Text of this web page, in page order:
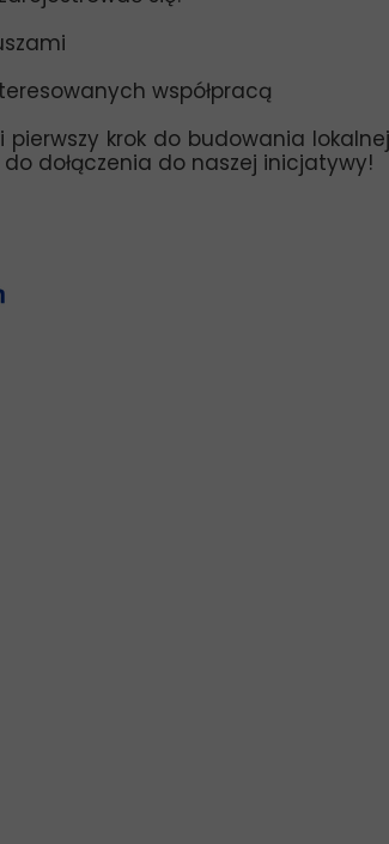
współpracą
pierwszy krok do budowania
dołączenia do naszej inicjatywy!